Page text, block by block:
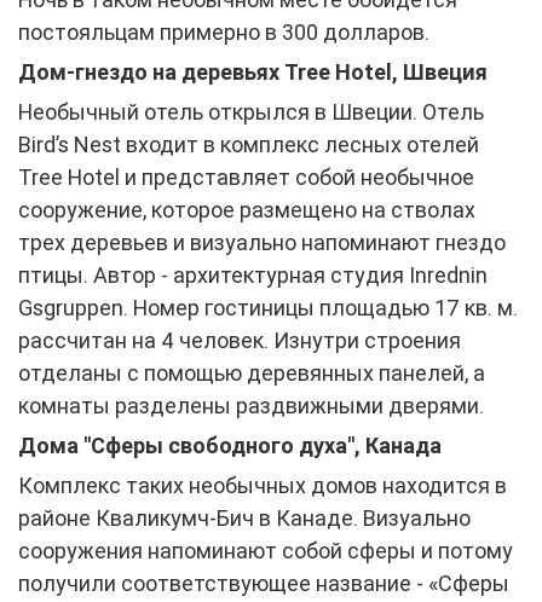
постояльцам примерно в 300 долларов.
Дом-гнездо на деревьях Tree Hotel, Швеция
Необычный отель открылся в Швеции. Отель
Bird’s Nest входит в комплекс лесных отелей
Tree Hotel и представляет собой необычное
сооружение, которое размещено на стволах
трех деревьев и визуально напоминают гнездо
птицы. Автор - архитектурная студия Inrednin
Gsgruppen. Номер гостиницы площадью 17 кв. м.
рассчитан на 4 человек. Изнутри строения
отделаны с помощью деревянных панелей, а
комнаты разделены раздвижными дверями.
Дома "Сферы свободного духа", Канада
Комплекс таких необычных домов находится в
районе Кваликумч-Бич в Канаде. Визуально
сооружения напоминают собой сферы и потому
получили соответствующее название - «Сферы